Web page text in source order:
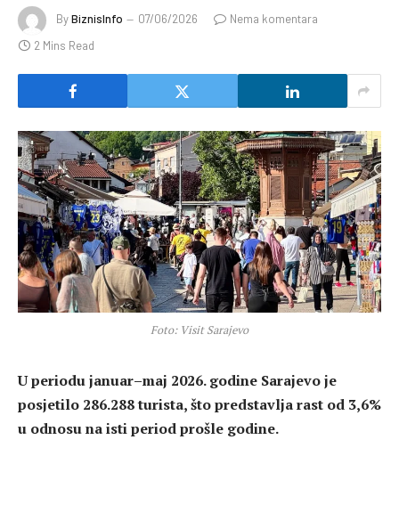
ByBiznisInfo 07/06/2026
Nema komentara
2 Mins Read
Foto: Visit Sarajevo
U periodu januar–maj 2026. godine Sarajevo je
posjetilo 286.288 turista, što predstavlja rast od 3,6%
u odnosu na isti period prošle godine.